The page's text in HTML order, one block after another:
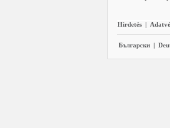
Hirdetés |
Български |